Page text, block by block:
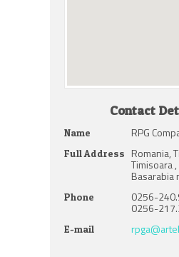
Contact
Name RPG
Full Address Romania,
Timisoara ,
Basarabia
Phone 0256-
0256-
E-mail